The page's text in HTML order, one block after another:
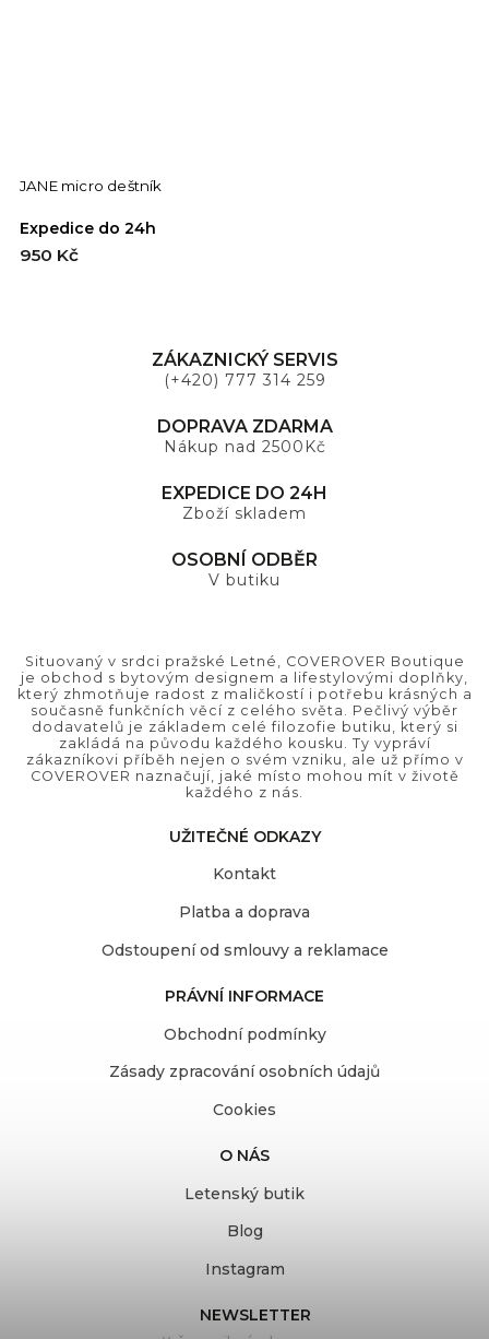
JANE micro deštník
Expedice do 24h
950 Kč
ZÁKAZNICKÝ SERVIS
(+420) 777 314 259
DOPRAVA ZDARMA
Nákup nad 2500Kč
EXPEDICE DO 24H
Zboží skladem
OSOBNÍ ODBĚR
V butiku
Situovaný v srdci pražské Letné, COVEROVER Boutique
je obchod s bytovým designem a lifestylovými doplňky,
který zhmotňuje radost z maličkostí i potřebu krásných a
současně funkčních věcí z celého světa. Pečlivý výběr
dodavatelů je základem celé filozofie butiku, který si
zakládá na původu každého kousku. Ty vypráví
zákazníkovi příběh nejen o svém vzniku, ale už přímo v
COVEROVER naznačují, jaké místo mohou mít v životě
každého z nás.
UŽITEČNÉ ODKAZY
Kontakt
Platba a doprava
Odstoupení od smlouvy a reklamace
PRÁVNÍ INFORMACE
Obchodní podmínky
Zásady zpracování osobních údajů
Cookies
O NÁS
Letenský butik
Blog
Instagram
NEWSLETTER